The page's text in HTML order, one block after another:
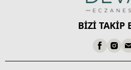
BİZİ TAKİP